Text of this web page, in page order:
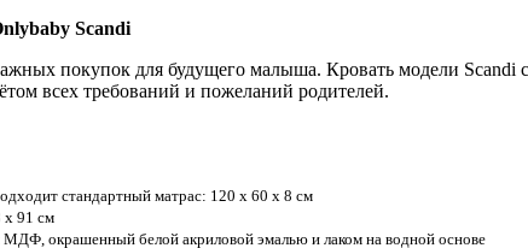
Scandi
покупок для будущего малыша. Кровать модели Scandi
всех требований и пожеланий родителей.
стандартный матрас: 120 х 60 х 8 см
х 91 см
окрашенный белой акриловой эмалью и лаком на водной основе